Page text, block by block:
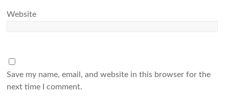
Website
Save my name, email, and website in this browser for the
next time I comment.